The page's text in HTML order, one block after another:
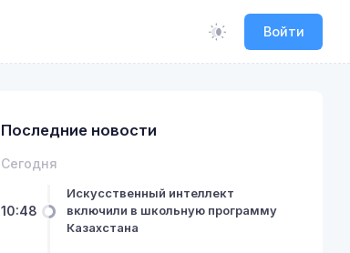
Войти
Последние новости
Сегодня
10:48
Искусственный интеллект
включили в школьную программу
Казахстана